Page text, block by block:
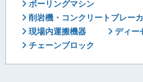
ボーリングマシン
削岩機・コンクリートブレー
現場内運搬機器
ディー
チェーンブロック